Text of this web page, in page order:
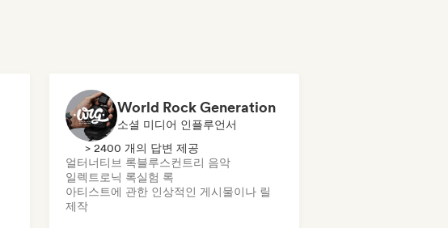
World Rock Generation
소셜 미디어 인플루언서
> 2400 개의 답변 제공
얼터너티브 록블루스컨트리 음악
일렉트로닉 록실험 록
아티스트에 관한 인상적인 게시물이나 릴
제작